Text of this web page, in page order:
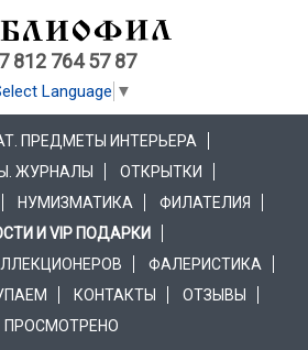
812 764 57 87
Language ▼
ПРЕДМЕТЫ ИНТЕРЬЕРА
ЖУРНАЛЫ
ОТКРЫТКИ
НУМИЗМАТИКА
ФИЛАТЕЛИЯ
И VIP ПОДАРКИ
ФАЛЕРИСТИКА
КОНТАКТЫ
ОТЗЫВЫ
ПРОСМОТРЕНО